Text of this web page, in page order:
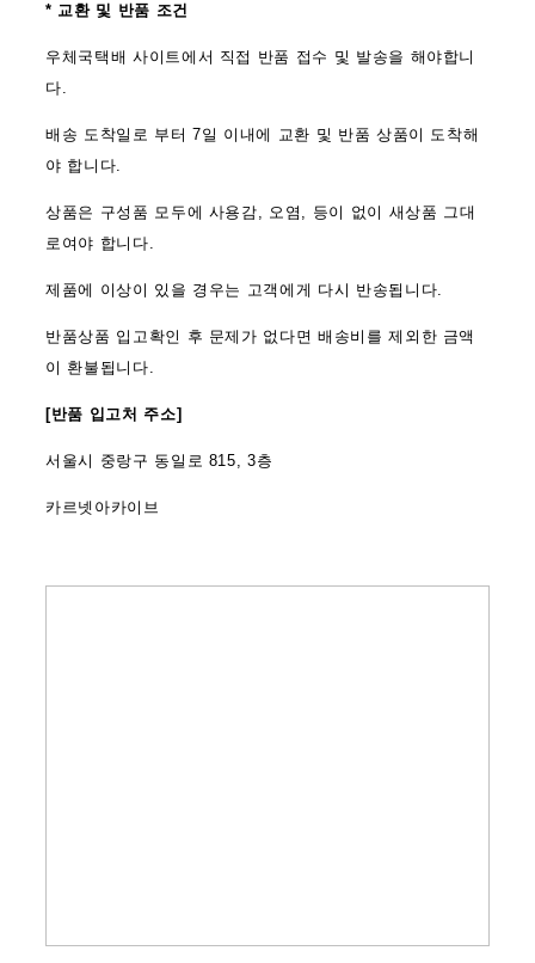
* 교환 및 반품 조건
우체국택배 사이트에서 직접 반품 접수 및 발송을 해야합니
다.
배송 도착일로 부터 7일 이내에 교환 및 반품 상품이 도착해
야 합니다.
상품은 구성품 모두에 사용감, 오염, 등이 없이 새상품 그대
로여야 합니다.
제품에 이상이 있을 경우는 고객에게 다시 반송됩니다.
반품상품 입고확인 후 문제가 없다면 배송비를 제외한 금액
이 환불됩니다.
[반품 입고처 주소]
서울시 중랑구 동일로 815, 3층
카르넷아카이브